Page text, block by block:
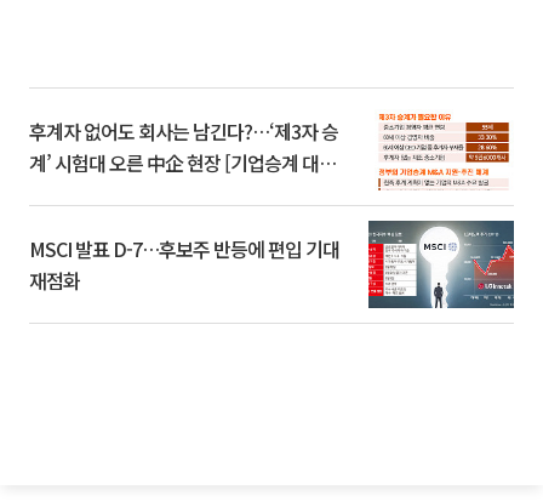
후계자 없어도 회사는 남긴다?…‘제3자 승
계’ 시험대 오른 中企 현장 [기업승계 대전
MSCI 발표 D-7…후보주 반등에 편입 기대
재점화